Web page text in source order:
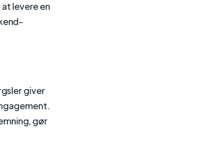
levere en
giver
gør